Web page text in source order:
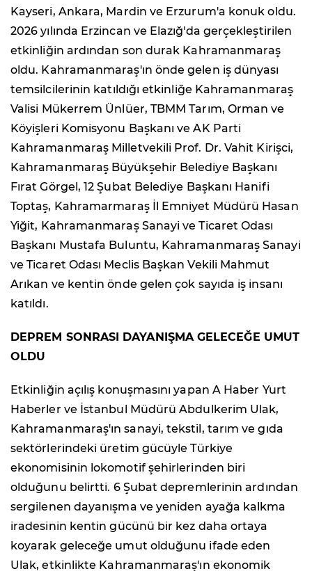
Kayseri, Ankara, Mardin ve Erzurum'a konuk oldu.
2026 yılında Erzincan ve Elazığ'da gerçekleştirilen
etkinliğin ardından son durak Kahramanmaraş
oldu. Kahramanmaraş'ın önde gelen iş dünyası
temsilcilerinin katıldığı etkinliğe Kahramanmaraş
Valisi Mükerrem Ünlüer, TBMM Tarım, Orman ve
Köyişleri Komisyonu Başkanı ve AK Parti
Kahramanmaraş Milletvekili Prof. Dr. Vahit Kirişci,
Kahramanmaraş Büyükşehir Belediye Başkanı
Fırat Görgel, 12 Şubat Belediye Başkanı Hanifi
Toptaş, Kahramarmaraş İl Emniyet Müdürü Hasan
Yiğit, Kahramanmaraş Sanayi ve Ticaret Odası
Başkanı Mustafa Buluntu, Kahramanmaraş Sanayi
ve Ticaret Odası Meclis Başkan Vekili Mahmut
Arıkan ve kentin önde gelen çok sayıda iş insanı
katıldı.
DEPREM SONRASI DAYANIŞMA GELECEĞE UMUT
OLDU
Etkinliğin açılış konuşmasını yapan A Haber Yurt
Haberler ve İstanbul Müdürü Abdulkerim Ulak,
Kahramanmaraş'ın sanayi, tekstil, tarım ve gıda
sektörlerindeki üretim gücüyle Türkiye
ekonomisinin lokomotif şehirlerinden biri
olduğunu belirtti. 6 Şubat depremlerinin ardından
sergilenen dayanışma ve yeniden ayağa kalkma
iradesinin kentin gücünü bir kez daha ortaya
koyarak geleceğe umut olduğunu ifade eden
Ulak, etkinlikte Kahramanmaraş'ın ekonomik